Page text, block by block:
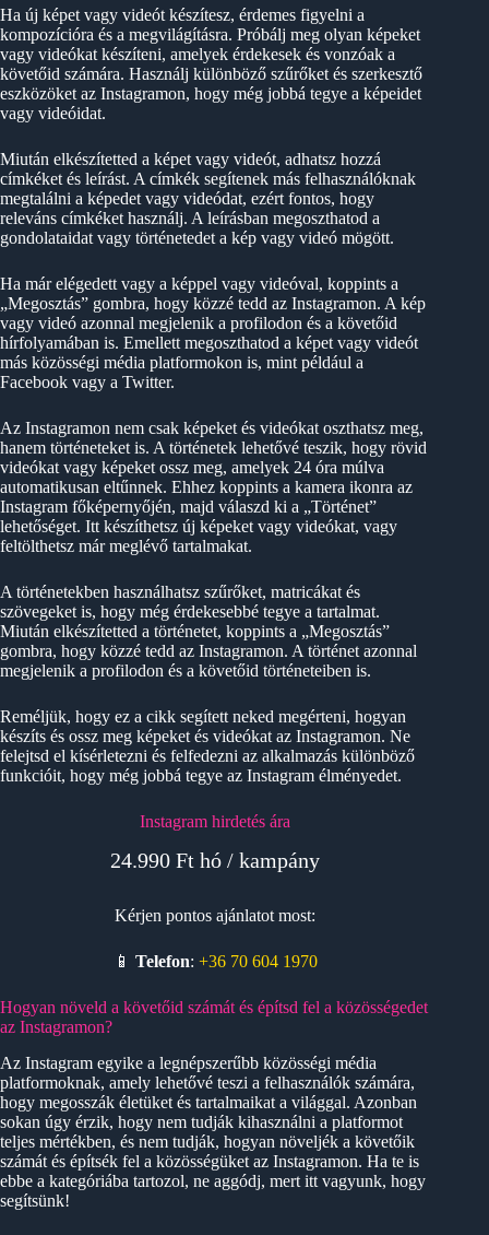
Ha új képet vagy videót készítesz, érdemes figyelni a
kompozícióra és a megvilágításra. Próbálj meg olyan képeket
vagy videókat készíteni, amelyek érdekesek és vonzóak a
követőid számára. Használj különböző szűrőket és szerkesztő
eszközöket az Instagramon, hogy még jobbá tegye a képeidet
vagy videóidat.
Miután elkészítetted a képet vagy videót, adhatsz hozzá
címkéket és leírást. A címkék segítenek más felhasználóknak
megtalálni a képedet vagy videódat, ezért fontos, hogy
releváns címkéket használj. A leírásban megoszthatod a
gondolataidat vagy történetedet a kép vagy videó mögött.
Ha már elégedett vagy a képpel vagy videóval, koppints a
„Megosztás” gombra, hogy közzé tedd az Instagramon. A kép
vagy videó azonnal megjelenik a profilodon és a követőid
hírfolyamában is. Emellett megoszthatod a képet vagy videót
más közösségi média platformokon is, mint például a
Facebook vagy a Twitter.
Az Instagramon nem csak képeket és videókat oszthatsz meg,
hanem történeteket is. A történetek lehetővé teszik, hogy rövid
videókat vagy képeket ossz meg, amelyek 24 óra múlva
automatikusan eltűnnek. Ehhez koppints a kamera ikonra az
Instagram főképernyőjén, majd válaszd ki a „Történet”
lehetőséget. Itt készíthetsz új képeket vagy videókat, vagy
feltölthetsz már meglévő tartalmakat.
A történetekben használhatsz szűrőket, matricákat és
szövegeket is, hogy még érdekesebbé tegye a tartalmat.
Miután elkészítetted a történetet, koppints a „Megosztás”
gombra, hogy közzé tedd az Instagramon. A történet azonnal
megjelenik a profilodon és a követőid történeteiben is.
Reméljük, hogy ez a cikk segített neked megérteni, hogyan
készíts és ossz meg képeket és videókat az Instagramon. Ne
felejtsd el kísérletezni és felfedezni az alkalmazás különböző
funkcióit, hogy még jobbá tegye az Instagram élményedet.
Instagram hirdetés ára
24.990 Ft hó / kampány
Kérjen pontos ajánlatot most:
📱 Telefon: +36 70 604 1970
Hogyan növeld a követőid számát és építsd fel a közösségedet
az Instagramon?
Az Instagram egyike a legnépszerűbb közösségi média
platformoknak, amely lehetővé teszi a felhasználók számára,
hogy megosszák életüket és tartalmaikat a világgal. Azonban
sokan úgy érzik, hogy nem tudják kihasználni a platformot
teljes mértékben, és nem tudják, hogyan növeljék a követőik
számát és építsék fel a közösségüket az Instagramon. Ha te is
ebbe a kategóriába tartozol, ne aggódj, mert itt vagyunk, hogy
segítsünk!